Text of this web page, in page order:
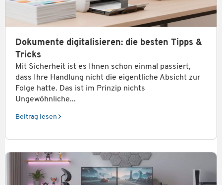
Dokumente digitalisieren: die besten Tipps &
Tricks
Mit Sicherheit ist es Ihnen schon einmal passiert,
dass Ihre Handlung nicht die eigentliche Absicht zur
Folge hatte. Das ist im Prinzip nichts
Ungewöhnliche...
Beitrag lesen